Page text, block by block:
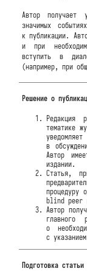
Автор получает
значимых
к публикации.
и при
вступить в
(например, при
Решение о
Редакция
тематике
в
Автор
издании.
Статья,
процедуру
blind peer
Автор
главного
о
с
Подготовка